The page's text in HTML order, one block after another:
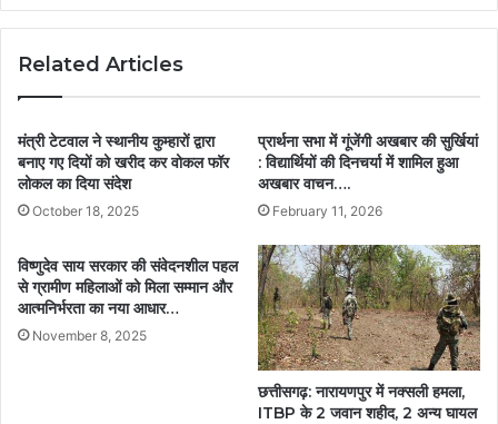
Related Articles
मंत्री टेटवाल ने स्थानीय कुम्हारों द्वारा
बनाए गए दियों को खरीद कर वोकल फॉर
लोकल का दिया संदेश
October 18, 2025
प्रार्थना सभा में गूंजेंगी अखबार की सुर्खियां
: विद्यार्थियों की दिनचर्या में शामिल हुआ
अखबार वाचन….
February 11, 2026
विष्णुदेव साय सरकार की संवेदनशील पहल
से ग्रामीण महिलाओं को मिला सम्मान और
आत्मनिर्भरता का नया आधार…
November 8, 2025
छत्तीसगढ़: नारायणपुर में नक्सली हमला,
ITBP के 2 जवान शहीद, 2 अन्य घायल